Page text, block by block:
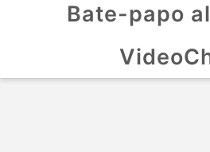
Bate-papo